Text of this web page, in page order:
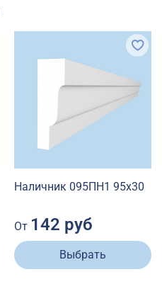
Наличник 095ПН1 95х30
От 142 руб
Выбрать